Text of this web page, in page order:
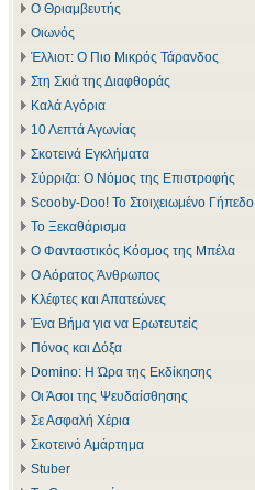
Ο Θριαμβευτής
Οιωνός
Έλλιοτ: Ο Πιο Μικρός Τάρανδος
Στη Σκιά της Διαφθοράς
Καλά Αγόρια
10 Λεπτά Αγωνίας
Σκοτεινά Εγκλήματα
Σύρριζα: Ο Νόμος της Επιστροφής
Scooby-Doo! Το Στοιχειωμένο Γήπεδο
Το Ξεκαθάρισμα
Ο Φανταστικός Κόσμος της Μπέλα
Ο Αόρατος Άνθρωπος
Κλέφτες και Απατεώνες
Ένα Βήμα για να Ερωτευτείς
Πόνος και Δόξα
Domino: Η Ώρα της Εκδίκησης
Οι Άσοι της Ψευδαίσθησης
Σε Ασφαλή Χέρια
Σκοτεινό Αμάρτημα
Stuber